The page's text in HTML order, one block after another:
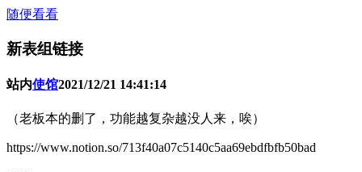
随便看看
新表组链接
站内使馆2021/12/21 14:41:14
（老板本的删了，功能越复杂越没人来，唉）
https://www.notion.so/713f40a07c5140c5aa69ebdfbfb50bad